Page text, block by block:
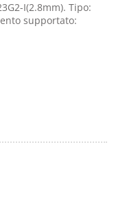
I(2.8mm). Tipo:
supportato: